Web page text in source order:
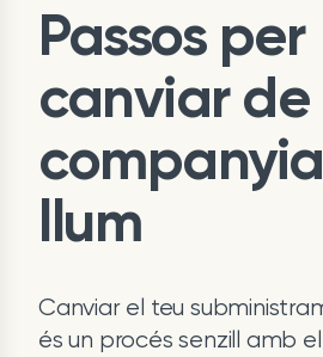
Passos per
canviar de
llum
Canviar el teu
és un procés senzill amb